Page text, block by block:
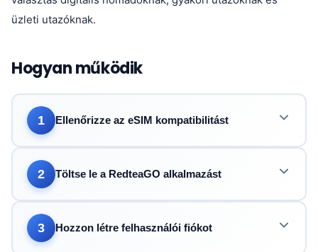
üzleti utazóknak.
Hogyan működik
1 Ellenőrizze az eSIM kompatibilitást
2 Töltse le a RedteaGO alkalmazást
3 Hozzon létre felhasználói fiókot